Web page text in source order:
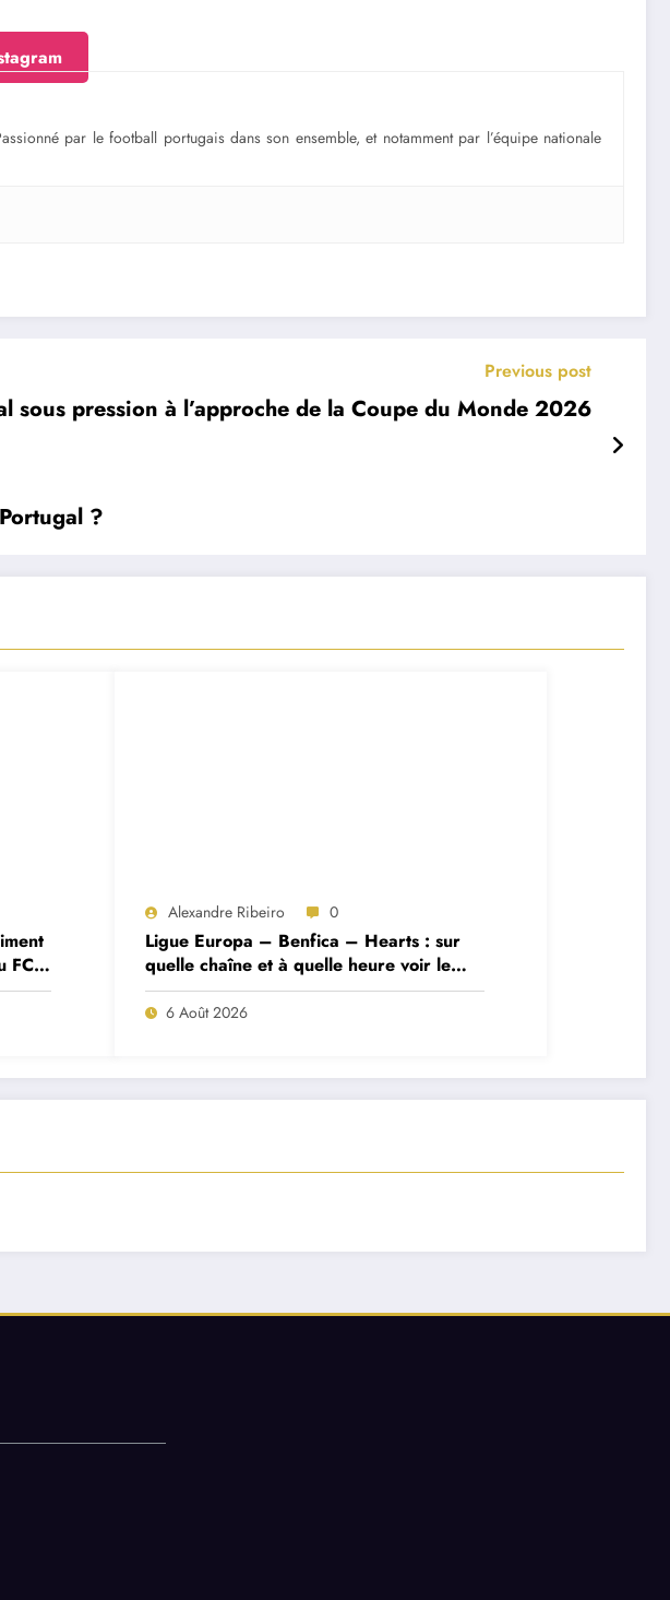
par le football portugais dans son ensemble, et notamment par l’équipe nationale
Previous post
sous pression à l’approche de la Coupe du Monde 2026
?
FC
Alexandre Ribeiro 0
Ligue Europa – Benfica – Hearts : sur
quelle chaîne et à quelle heure voir le
match ?
6 Août 2026